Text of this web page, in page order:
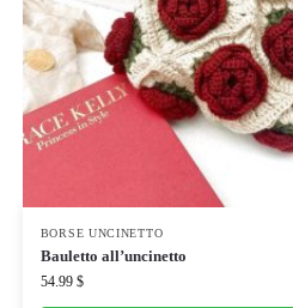
BORSE UNCINETTO
Bauletto all’uncinetto
54.99 $